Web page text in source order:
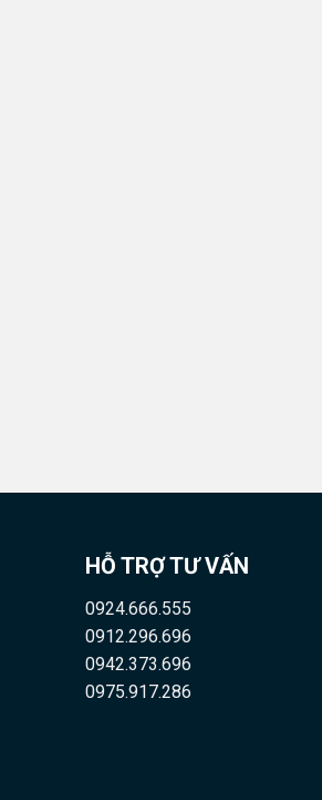
HỖ TRỢ TƯ VẤN
0924.666.555
0912.296.696
0942.373.696
0975.917.286